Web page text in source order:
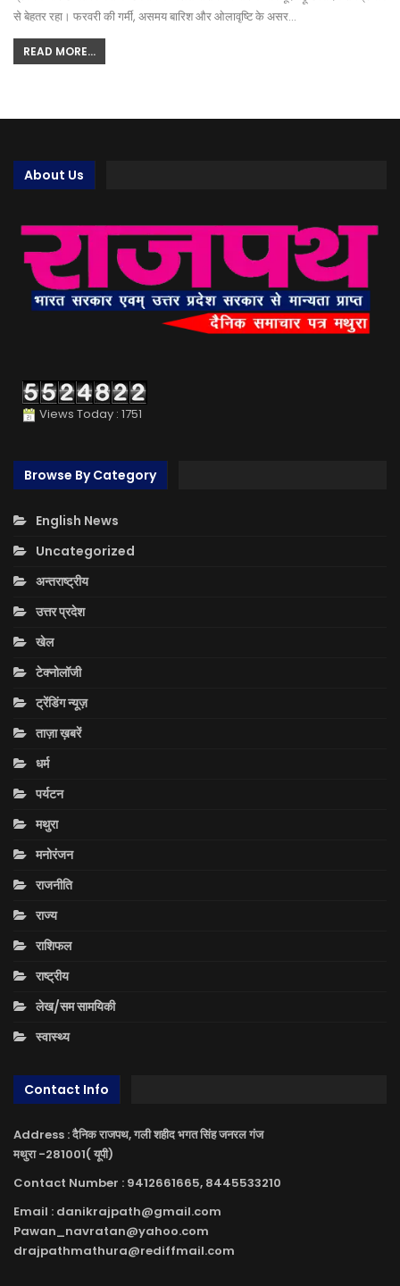
से बेहतर रहा। फरवरी की गर्मी, असमय बारिश और ओलावृष्टि के असर…
READ MORE...
About Us
Views Today : 1751
Browse By Category
English News
Uncategorized
अन्तराष्ट्रीय
उत्तर प्रदेश
खेल
टेक्नोलॉजी
ट्रेंडिंग न्यूज़
ताज़ा ख़बरें
धर्म
पर्यटन
मथुरा
मनोरंजन
राजनीति
राज्य
राशिफल
राष्ट्रीय
लेख/सम सामयिकी
स्वास्थ्य
Contact Info
Address : दैनिक राजपथ, गली शहीद भगत सिंह जनरल गंज
मथुरा -281001( यूपी)
Contact Number : 9412661665, 8445533210
Email : danikrajpath@gmail.com
Pawan_navratan@yahoo.com
drajpathmathura@rediffmail.com